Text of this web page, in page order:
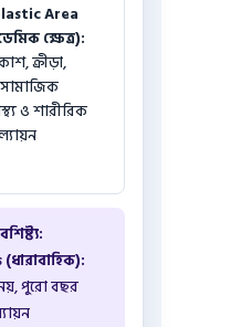
Area
ক্ষেত্র):
ক্রীড়া,
ও শারীরিক
পুরো বছর